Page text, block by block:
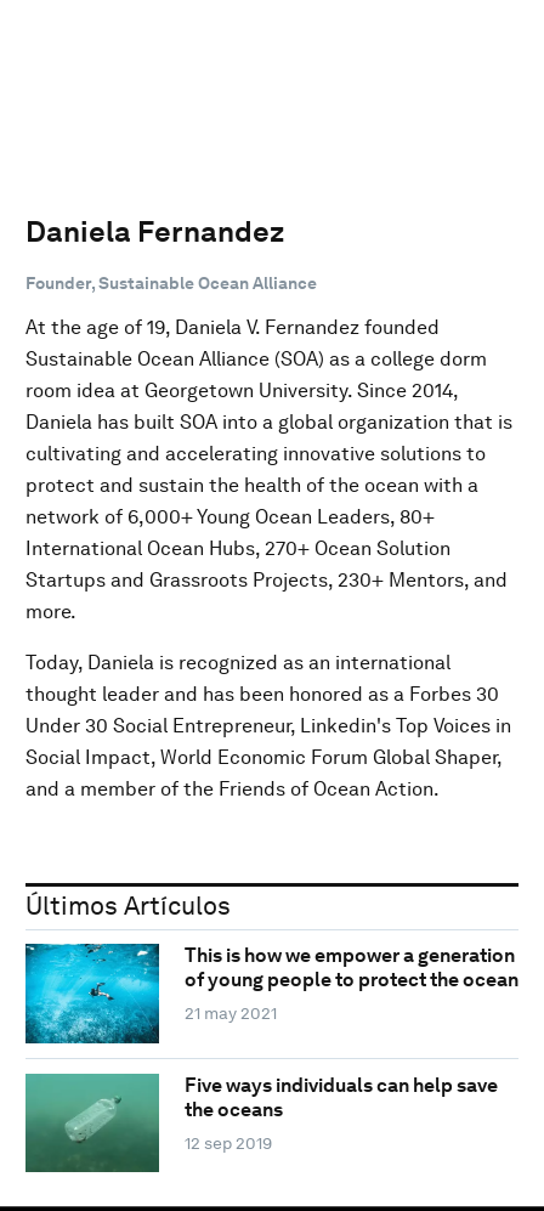
Daniela Fernandez
Founder, Sustainable Ocean Alliance
At the age of 19, Daniela V. Fernandez founded
Sustainable Ocean Alliance (SOA) as a college dorm
room idea at Georgetown University. Since 2014,
Daniela has built SOA into a global organization that is
cultivating and accelerating innovative solutions to
protect and sustain the health of the ocean with a
network of 6,000+ Young Ocean Leaders, 80+
International Ocean Hubs, 270+ Ocean Solution
Startups and Grassroots Projects, 230+ Mentors, and
more.
Today, Daniela is recognized as an international
thought leader and has been honored as a Forbes 30
Under 30 Social Entrepreneur, Linkedin's Top Voices in
Social Impact, World Economic Forum Global Shaper,
and a member of the Friends of Ocean Action.
Últimos Artículos
This is how we empower a generation
of young people to protect the ocean
21 may 2021
Five ways individuals can help save
the oceans
12 sep 2019